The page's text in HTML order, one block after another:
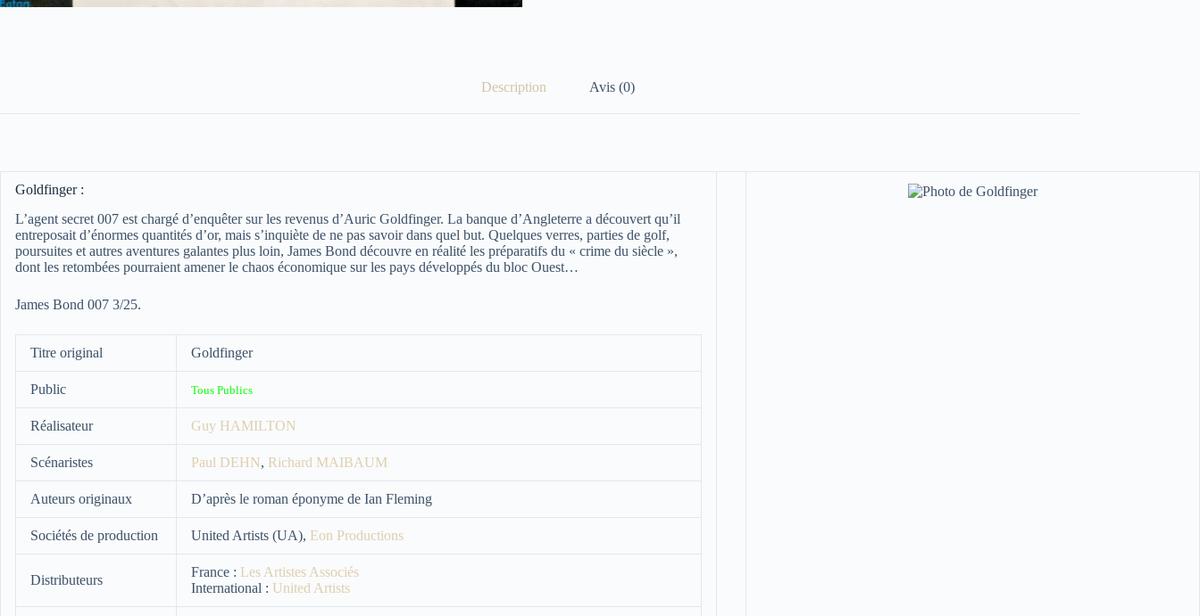
Description Avis (0)
Goldfinger :
L’agent secret 007 est chargé d’enquêter sur les revenus d’Auric Goldfinger. La banque d’Angleterre a découvert qu’il
entreposait d’énormes quantités d’or, mais s’inquiète de ne pas savoir dans quel but. Quelques verres, parties de golf,
poursuites et autres aventures galantes plus loin, James Bond découvre en réalité les préparatifs du « crime du siècle »,
dont les retombées pourraient amener le chaos économique sur les pays développés du bloc Ouest…
James Bond 007 3/25.
Titre original Goldfinger
Public Tous Publics
Réalisateur Guy HAMILTON
Scénaristes Paul DEHN, Richard MAIBAUM
Auteurs originaux D’après le roman éponyme de Ian Fleming
Sociétés de production United Artists (UA), Eon Productions
Distributeurs
France : Les Artistes Associés
International : United Artists